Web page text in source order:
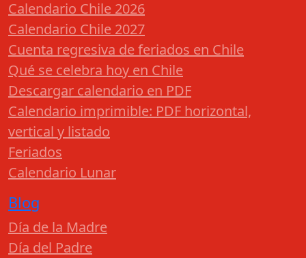
Calendario Chile 2026
Calendario Chile 2027
Cuenta regresiva de feriados en Chile
Qué se celebra hoy en Chile
Descargar calendario en PDF
Calendario imprimible: PDF horizontal,
vertical y listado
Feriados
Calendario Lunar
Blog
Día de la Madre
Día del Padre